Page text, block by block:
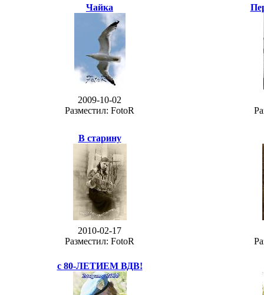
Чайка
2009-10-02
Разместил: FotoR
В старину
2010-02-17
Разместил: FotoR
c 80-ЛЕТИЕМ ВДВ!